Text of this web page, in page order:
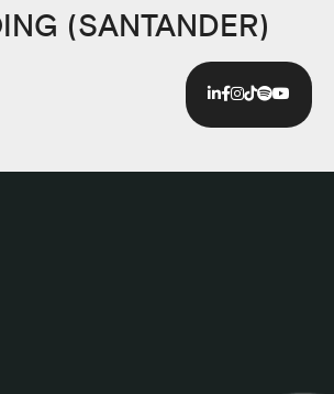
(SANTANDER)